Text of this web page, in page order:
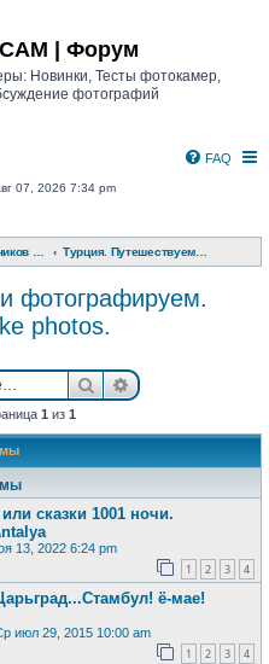
| Форум
Новинки, Тесты фотокамер,
фотографий
FAQ
07, 2026 7:34 pm
фотографируем.
photos.
ПоискРасширенный
1 из 1
сказки 1001 ночи.
13, 2022 6:24 pm
1 2 3 4
ё-мае!
июл 29, 2015 10:00 am
1 2 3 4